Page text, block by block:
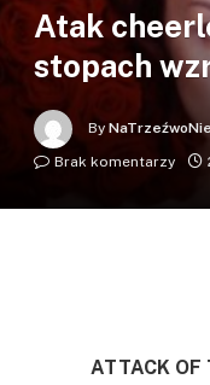
Atak
stopach
By
Brak komentarzy
ATTACK OF